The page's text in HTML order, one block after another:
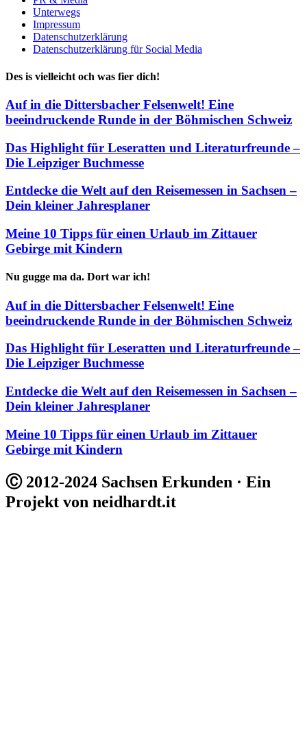
Unterwegs
Impressum
Datenschutzerklärung
Datenschutzerklärung für Social Media
Des is vielleicht och was fier dich!
Auf in die Dittersbacher Felsenwelt! Eine
beeindruckende Runde in der Böhmischen Schweiz
Das Highlight für Leseratten und Literaturfreunde –
Die Leipziger Buchmesse
Entdecke die Welt auf den Reisemessen in Sachsen –
Dein kleiner Jahresplaner
Meine 10 Tipps für einen Urlaub im Zittauer
Gebirge mit Kindern
Nu gugge ma da. Dort war ich!
Auf in die Dittersbacher Felsenwelt! Eine
beeindruckende Runde in der Böhmischen Schweiz
Das Highlight für Leseratten und Literaturfreunde –
Die Leipziger Buchmesse
Entdecke die Welt auf den Reisemessen in Sachsen –
Dein kleiner Jahresplaner
Meine 10 Tipps für einen Urlaub im Zittauer
Gebirge mit Kindern
Ⓒ 2012-2024 Sachsen Erkunden · Ein
Projekt von neidhardt.it